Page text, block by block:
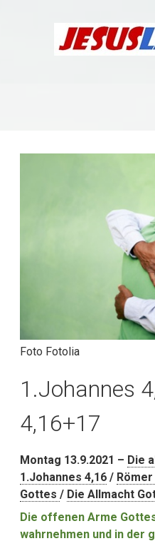
Foto Fotolia
1.Johannes
4,16+17
Montag 13.9.2021 – Die
1.Johannes 4,16 /
Gottes/ Die Allmacht
Die offenen Arme
wahrnehmen und in der